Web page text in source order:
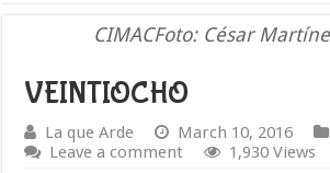
CIMACFoto: César
VEINTIOCHO
La que Arde
March 10, 2016
Leave a comment
1,930 Views